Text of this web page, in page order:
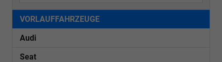
VORLAUFFAHRZEUGE
Audi
Seat